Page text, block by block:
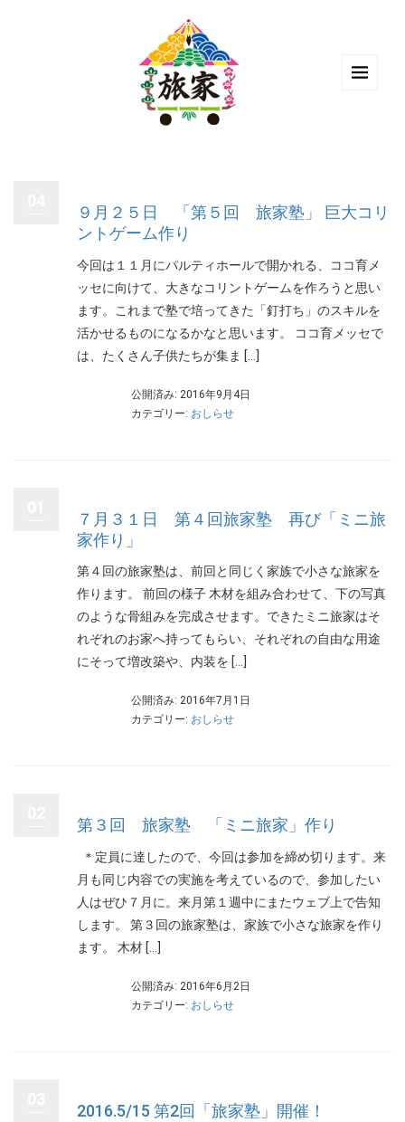
９月２５日 「第５回 旅家塾」 巨大コリ
ントゲーム作り
今回は１１月にパルティホールで開かれる、ココ育メ
ッセに向けて、大きなコリントゲームを作ろうと思い
ます。これまで塾で培ってきた「釘打ち」のスキルを
活かせるものになるかなと思います。 ココ育メッセで
は、たくさん子供たちが集ま […]
公開済み: 2016年9月4日
カテゴリー: おしらせ
７月３１日 第４回旅家塾 再び「ミニ旅
家作り」
第４回の旅家塾は、前回と同じく家族で小さな旅家を
作ります。 前回の様子 木材を組み合わせて、下の写真
のような骨組みを完成させます。できたミニ旅家はそ
れぞれのお家へ持ってもらい、それぞれの自由な用途
にそって増改築や、内装を […]
公開済み: 2016年7月1日
カテゴリー: おしらせ
第３回 旅家塾 「ミニ旅家」作り
＊定員に達したので、今回は参加を締め切ります。来
月も同じ内容での実施を考えているので、参加したい
人はぜひ７月に。来月第１週中にまたウェブ上で告知
します。 第３回の旅家塾は、家族で小さな旅家を作り
ます。 木材 […]
公開済み: 2016年6月2日
カテゴリー: おしらせ
2016.5/15 第2回「旅家塾」開催！